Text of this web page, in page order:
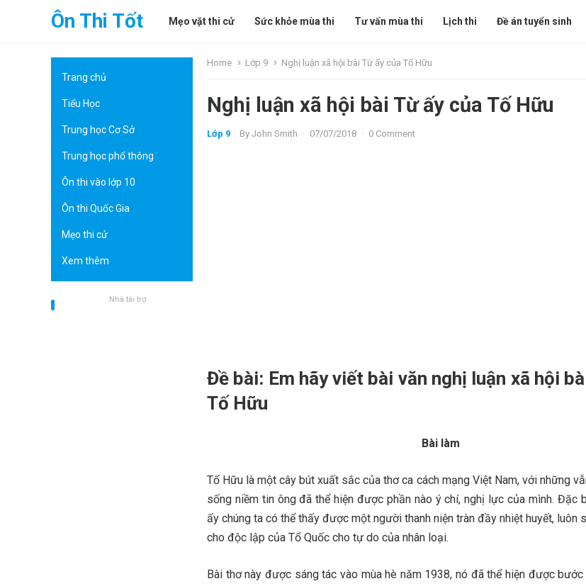
Ôn Thi Tốt Mẹo vặt thi cử Sức khỏe mùa thi Tư vấn mùa thi Lịch thi Đề án tuyển sinh
Trang chủ
Tiểu Học
Trung học Cơ Sở
Trung học phổ thông
Ôn thi vào lớp 10
Ôn thi Quốc Gia
Mẹo thi cử
Xem thêm
Nhà tài trợ
Home Lớp 9 Nghị luận xã hội bài Từ ấy của Tố Hữu
Nghị luận xã hội bài Từ ấy của Tố Hữu
Lớp 9 By John Smith · 07/07/2018 · 0 Comment
Đề bài: Em hãy viết bài văn nghị luận xã hội
Tố Hữu
Bài làm
Tố Hữu là một cây bút xuất sắc của thơ ca cách mạng Việt Nam, với những
sống niềm tin ông đã thể hiện được phần nào ý chí, nghị lực của mình. Đặc
ấy chúng ta có thể thấy được một người thanh niện tràn đầy nhiệt huyết, luôn
cho độc lập của Tổ Quốc cho tự do của nhân loại.
Bài thơ này được sáng tác vào mùa hè năm 1938, nó đã thể hiện được